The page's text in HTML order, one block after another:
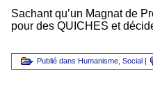
Sachant qu’un Magnat de
pour des QUICHES et
Publié dans Humanisme Social |